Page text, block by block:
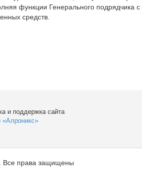
функции Генерального подрядчика с
средств.
и поддержка сайта
«Алроникс»
Все права защищены